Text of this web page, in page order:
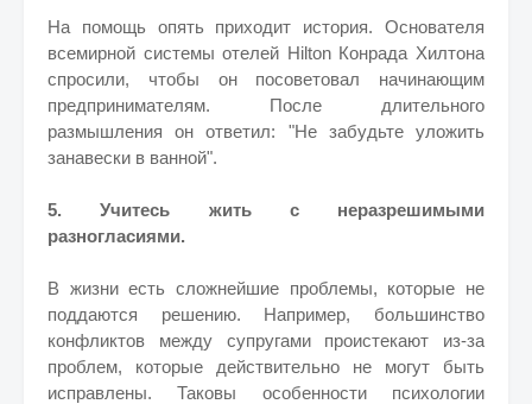
На помощь опять приходит история. Основателя
всемирной системы отелей Hilton Конрада Хилтона
спросили, чтобы он посоветовал начинающим
предпринимателям. После длительного
размышления он ответил: "Не забудьте уложить
занавески в ванной".
5. Учитесь жить с неразрешимыми
разногласиями.
В жизни есть сложнейшие проблемы, которые не
поддаются решению. Например, большинство
конфликтов между супругами проистекают из-за
проблем, которые действительно не могут быть
исправлены. Таковы особенности психологии